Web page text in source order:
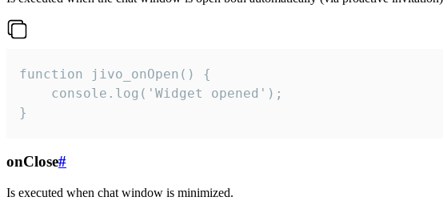
function jivo_onOpen() {
    console.log('Widget opened');
}
onClose#
Is executed when chat window is minimized.